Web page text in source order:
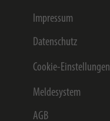
Impressum
Datenschutz
Cookie-Einstellungen
Meldesystem
AGB